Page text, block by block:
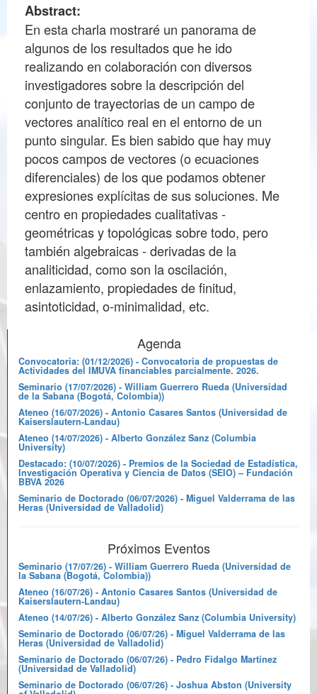
Abstract:
En esta charla mostraré un panorama de
algunos de los resultados que he ido
realizando en colaboración con diversos
investigadores sobre la descripción del
conjunto de trayectorias de un campo de
vectores analítico real en el entorno de un
punto singular. Es bien sabido que hay muy
pocos campos de vectores (o ecuaciones
diferenciales) de los que podamos obtener
expresiones explícitas de sus soluciones. Me
centro en propiedades cualitativas -
geométricas y topológicas sobre todo, pero
también algebraicas - derivadas de la
analiticidad, como son la oscilación,
enlazamiento, propiedades de finitud,
asintoticidad, o-minimalidad, etc.
Agenda
Convocatoria: (01/12/2026) - Convocatoria de propuestas de
Actividades del IMUVA financiables parcialmente. 2026.
Seminario (17/07/2026) - William Guerrero Rueda (Universidad
de la Sabana (Bogotá, Colombia))
Ateneo (16/07/2026) - Antonio Casares Santos (Universidad de
Kaiserslautern-Landau)
Ateneo (14/07/2026) - Alberto González Sanz (Columbia
University)
Destacado: (10/07/2026) - Premios de la Sociedad de Estadística,
Investigación Operativa y Ciencia de Datos (SEIO) – Fundación
BBVA 2026
Seminario de Doctorado (06/07/2026) - Miguel Valderrama de las
Heras (Universidad de Valladolid)
Próximos Eventos
Seminario (17/07/26) - William Guerrero Rueda (Universidad de
la Sabana (Bogotá, Colombia))
Ateneo (16/07/26) - Antonio Casares Santos (Universidad de
Kaiserslautern-Landau)
Ateneo (14/07/26) - Alberto González Sanz (Columbia University)
Seminario de Doctorado (06/07/26) - Miguel Valderrama de las
Heras (Universidad de Valladolid)
Seminario de Doctorado (06/07/26) - Pedro Fidalgo Martínez
(Universidad de Valladolid)
Seminario de Doctorado (06/07/26) - Joshua Abston (University